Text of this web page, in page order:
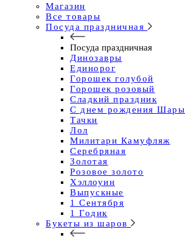
Магазин
Все товары
Посуда праздничная
Посуда праздничная
Динозавры
Единорог
Горошек голубой
Горошек розовый
Сладкий праздник
С днем рождения Шары
Тачки
Лол
Милитари Камуфляж
Серебряная
Золотая
Розовое золото
Хэллоуин
Выпускные
1 Сентября
1 Годик
Букеты из шаров